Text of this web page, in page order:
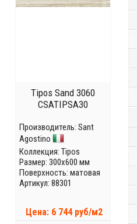
Tipos Sand 3060
CSATIPSA30
Производитель: Sant
Agostino
Коллекция: Tipos
Размер: 300x600 мм
Поверхность: матовая
Артикул: 88301
Цена: 6 744 руб/м2